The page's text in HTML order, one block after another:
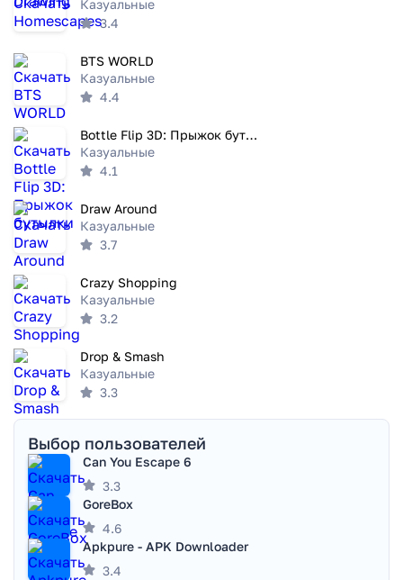
Казуальные
3.4
BTS WORLD
Казуальные
4.4
Bottle Flip 3D: Прыжок бутылки
Казуальные
4.1
Draw Around
Казуальные
3.7
Crazy Shopping
Казуальные
3.2
Drop & Smash
Казуальные
3.3
Выбор пользователей
Can You Escape 6
3.3
GoreBox
4.6
Apkpure - APK Downloader
3.4